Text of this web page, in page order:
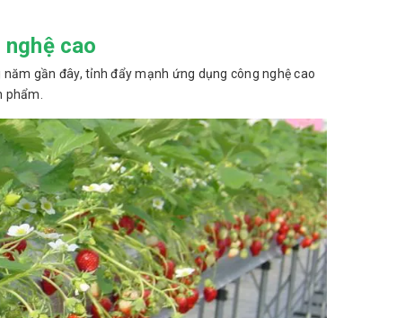
cao
gần đây, tỉnh đẩy mạnh ứng dụng công nghệ cao